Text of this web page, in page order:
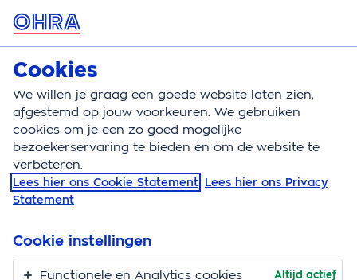
MENU
Inboedelverzekering
Inboedelverzekering Polisvoorwaarden
Documenten van onze
inboedelverzekering
Inboedelverzekering ? En wil je graag de details weten?
Lees dan onze polisvoorwaarden of bekijk de
Cookies
We willen je graag een goede website laten zien,
afgestemd op jouw voorkeuren. We gebruiken
cookies om je een zo goed mogelijke
bezoekerservaring te bieden en om de website te
verbeteren.
Lees hier ons Cookie Statement Lees hier ons Privacy
Statement
Cookie instellingen
Functionele en Analytics cookies Altijd actief